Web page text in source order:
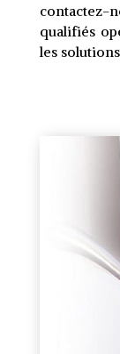
qualifiés
les